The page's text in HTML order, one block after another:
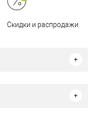
Скидки и распродажи